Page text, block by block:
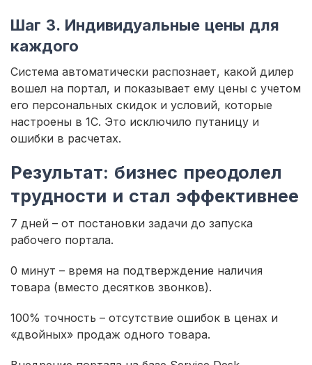
Шаг 3. Индивидуальные цены для
каждого
Система автоматически распознает, какой дилер
вошел на портал, и показывает ему цены с учетом
его персональных скидок и условий, которые
настроены в 1С. Это исключило путаницу и
ошибки в расчетах.
Результат: бизнес преодолел
трудности и стал эффективнее
7 дней – от постановки задачи до запуска
рабочего портала.
0 минут – время на подтверждение наличия
товара (вместо десятков звонков).
100% точность – отсутствие ошибок в ценах и
«двойных» продаж одного товара.